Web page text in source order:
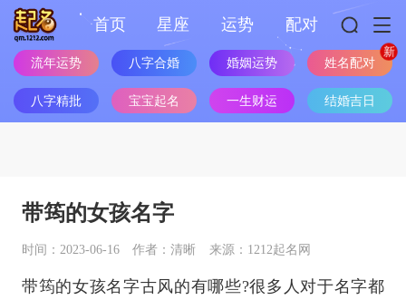
首页 星座 运势 配对
流年运势 八字合婚 婚姻运势 姓名配对
八字精批 宝宝起名 一生财运 结婚吉日
带筠的女孩名字
时间：2023-06-16 作者：清晰 来源：1212起名网
带筠的女孩名字古风的有哪些?很多人对于名字都